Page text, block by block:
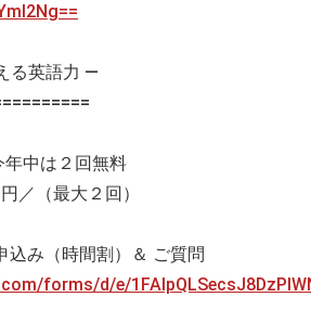
る英語力 —
中は２回無料
／（最大２回）
み（時間割）＆ ご質問
forms/d/e/